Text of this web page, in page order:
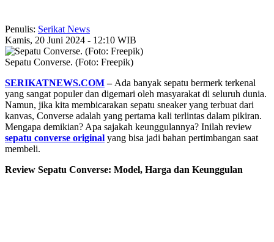
Penulis: Serikat News
Kamis, 20 Juni 2024 - 12:10 WIB
Sepatu Converse. (Foto: Freepik)
SERIKATNEWS.COM– Ada banyak sepatu bermerk terkenal
yang sangat populer dan digemari oleh masyarakat di seluruh dunia.
Namun, jika kita membicarakan sepatu sneaker yang terbuat dari
kanvas, Converse adalah yang pertama kali terlintas dalam pikiran.
Mengapa demikian? Apa sajakah keunggulannya? Inilah review
sepatu converse original yang bisa jadi bahan pertimbangan saat
membeli.
Review Sepatu Converse: Model, Harga dan Keunggulan